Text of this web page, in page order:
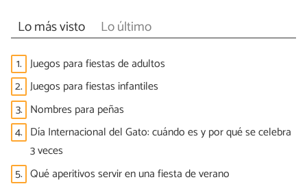
Lo más visto Lo último
1. Juegos para fiestas de adultos
2. Juegos para fiestas infantiles
3. Nombres para peñas
4. Día Internacional del Gato: cuándo es y por qué se celebra
3 veces
5. Qué aperitivos servir en una fiesta de verano